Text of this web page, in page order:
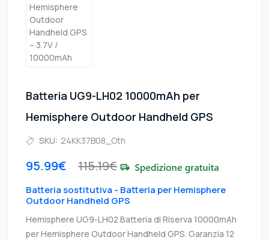
Batteria UG9-LH02 10000mAh per
Hemisphere Outdoor Handheld GPS
SKU: 24KK37B08_Oth
95.99€ 115.19€
Batteria sostitutiva - Batteria per Hemisphere
Outdoor Handheld GPS
Hemisphere UG9-LH02 Batteria di Riserva 10000mAh
per Hemisphere Outdoor Handheld GPS. Garanzia 12